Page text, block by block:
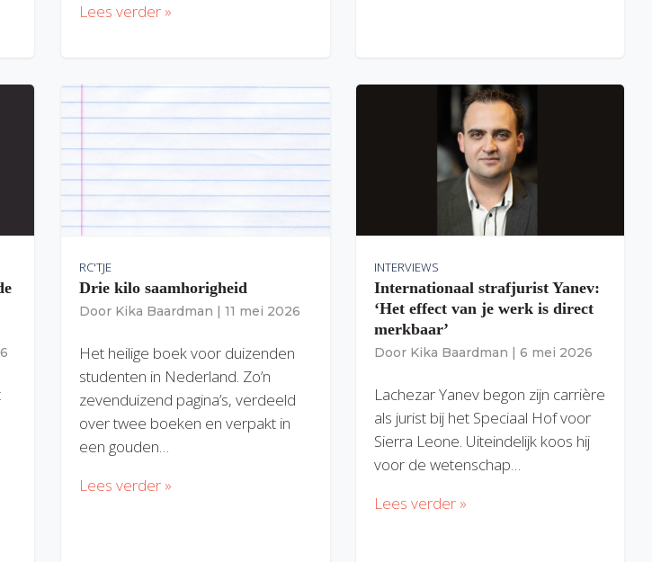
Lees verder »
RC'TJE
Drie kilo saamhorigheid
Door Kika Baardman | 11 mei 2026
Het heilige boek voor duizenden
studenten in Nederland. Zo’n
zevenduizend pagina’s, verdeeld
over twee boeken en verpakt in
een gouden…
Lees verder »
INTERVIEWS
Internationaal strafjurist Yanev:
‘Het effect van je werk is direct
merkbaar’
Door Kika Baardman | 6 mei 2026
Lachezar Yanev begon zijn carrière
als jurist bij het Speciaal Hof voor
Sierra Leone. Uiteindelijk koos hij
voor de wetenschap…
Lees verder »